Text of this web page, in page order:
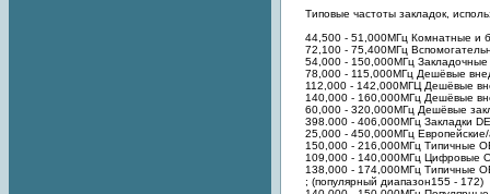
Типовые частоты закладок,
44,500 - 51,000МГц Комнатные и
72,100 - 75,400МГц
54,000 - 150,000МГц
78,000 - 115,000МГц Дешёвые
112,000 - 142,000МГЦ Дешёвые
140,000 - 160,000МГц Дешёвые
60,000 - 320,000МГц Дешёвые
398.000 - 406,000МГц Закладки
25,000 - 450,000МГц
150,000 - 216,000МГц Типичные
109,000 - 140,000МГц Цифровые
138,000 - 174,000МГц Типичные
; (популярный диапазон155 - 172)